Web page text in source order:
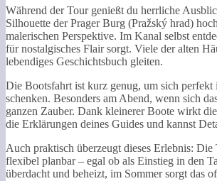
Während der Tour genießt du herrliche
Silhouette der Prager Burg (Pražský hrad)
malerischen Perspektive. Im Kanal selbst
für nostalgisches Flair sorgt. Viele der alten
lebendiges Geschichtsbuch gleiten.
Die Bootsfahrt ist kurz genug, um sich perfekt
schenken. Besonders am Abend, wenn sich
ganzen Zauber. Dank kleinerer Boote wirkt
die Erklärungen deines Guides und kannst
Auch praktisch überzeugt dieses Erlebnis:
flexibel planbar – egal ob als Einstieg in den
überdacht und beheizt, im Sommer sorgt das